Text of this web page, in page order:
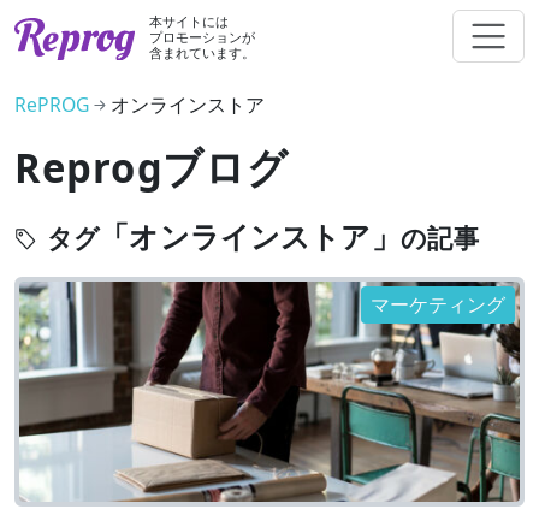
本サイトには
プロモーションが
含まれています。
RePROG オンラインストア
Reprogブログ
タグ「オンラインストア」 の記事
マーケティング